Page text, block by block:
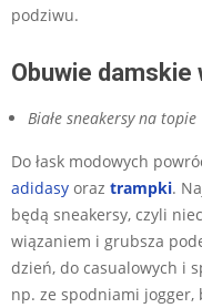
podziwu.
Obuwie damskie
Białe sneakersy na topie
Do łask modowych
adidasy oraz trampki.
będą sneakersy, czyli
wiązaniem i grubsza
dzień, do casualowych i
np. ze spodniami